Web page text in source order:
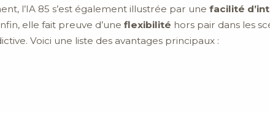
l’IA 85 s’est également illustrée par une facilité
elle fait preuve d’une flexibilité hors pair dans les
Voici une liste des avantages principaux :